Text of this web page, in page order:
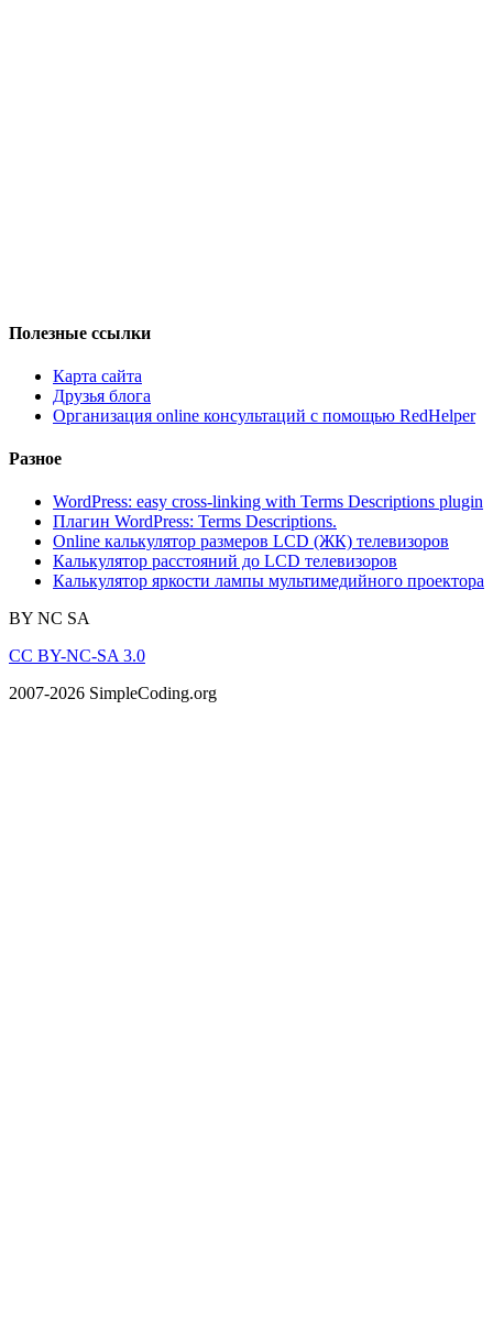
Полезные ссылки
Карта сайта
Друзья блога
Организация online консультаций с помощью RedHelper
Разное
WordPress: easy cross-linking with Terms Descriptions plugin
Плагин WordPress: Terms Descriptions.
Online калькулятор размеров LCD (ЖК) телевизоров
Калькулятор расстояний до LCD телевизоров
Калькулятор яркости лампы мультимедийного проектора
BY NC SA
CC BY-NC-SA 3.0
2007-2026 SimpleCoding.org